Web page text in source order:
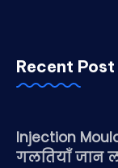
Recent Post
Injection
गलतियाँ जान